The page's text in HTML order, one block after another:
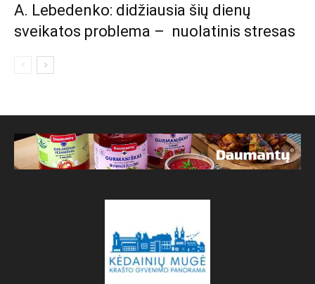
A. Lebedenko: didžiausia šių dienų
sveikatos problema – nuolatinis stresas